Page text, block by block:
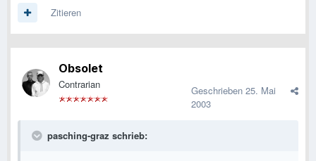
Zitieren
Obsolet
Contrarian Geschrieben 25. Mai
2003
pasching-graz schrieb: